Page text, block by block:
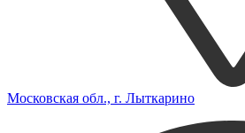
Московская обл., г. Лыткарино